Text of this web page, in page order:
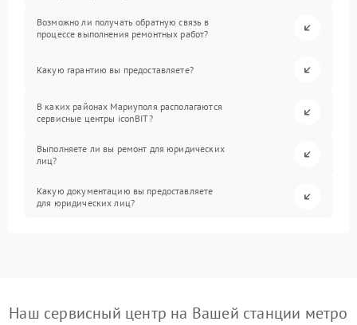
Возможно ли получать обратную связь в
процессе выполнения ремонтных работ?
Какую гарантию вы предоставляете?
В каких районах Мариуполя располагаются
сервисные центры iconBIT?
Выполняете ли вы ремонт для юридических
лиц?
Какую документацию вы предоставляете
для юридических лиц?
Наш сервисный центр на Вашей станции метро